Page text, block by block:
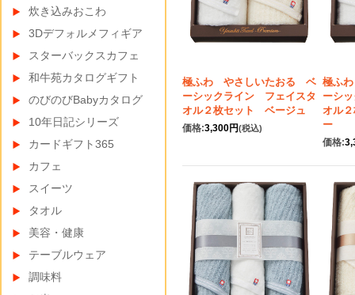
極ふわ やさしいたおる ベ
ーシックライン フェイスタ
オル２枚セット ベージュ
価格:3,300円(税込)
極ふ
ーシ
オル
ー
価格:
炊き込みおこわ
3Dデフォルメフィギア
スターバックスカフェ
和牛苑カタログギフト
のびのびBabyカタログ
10年日記シリーズ
カードギフト365
カフェ
スイーツ
タオル
美容・健康
テーブルウェア
調味料